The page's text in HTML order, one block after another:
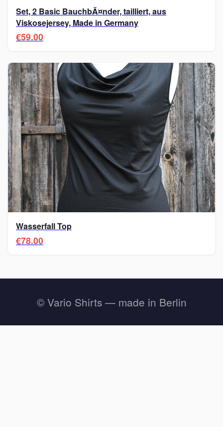
Set, 2 Basic BauchbÃ¤nder, tailliert, aus
Viskosejersey, Made in Germany
€59.00
Wasserfall Top
€78.00
© Vario Shirts — made in Berlin